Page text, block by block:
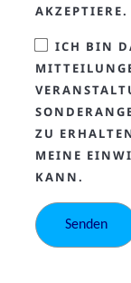
AKZEPTIERE.
ICH BIN
ZU
MEINE
KANN.